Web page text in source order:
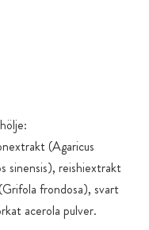
(Agaricus
sinensis), reishiextrakt
frondosa), svart
acerola pulver.